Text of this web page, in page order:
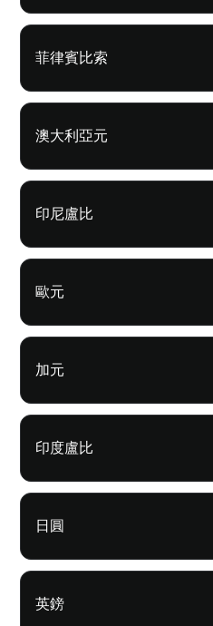
菲律賓比索
澳大利亞元
印尼盧比
歐元
加元
印度盧比
日圓
英鎊